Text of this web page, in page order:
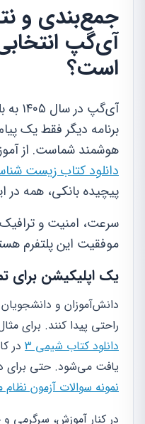
جمع‌بندی و
آی‌گپ
است؟
برنامه دیگر فقط یک
هوشمند شماست. از
دانلود کتاب زیست
پیچیده بانکی، همه
سرعت، امنیت و
موفقیت این پلتفرم
یک اپلیکیشن برای
دانش‌آموزان و
راحتی پیدا کنند. برای
دانلود کتاب شیمی 3
در
یافت می‌شود. حتی برای
نمونه سوالات آزمون
در کنار آموزش، سرگرمی